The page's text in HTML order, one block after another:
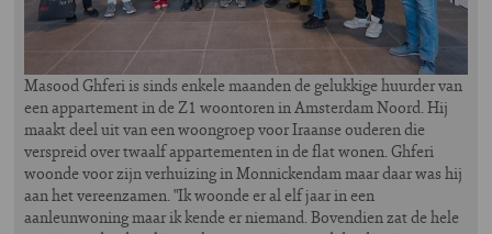
Masood Ghferi is sinds enkele maanden de gelukkige huurder van
een appartement in de Z1 woontoren in Amsterdam Noord. Hij
maakt deel uit van een woongroep voor Iraanse ouderen die
verspreid over twaalf appartementen in de flat wonen. Ghferi
woonde voor zijn verhuizing in Monnickendam maar daar was hij
aan het vereenzamen. "Ik woonde er al elf jaar in een
aanleunwoning maar ik kende er niemand. Bovendien zat de hele